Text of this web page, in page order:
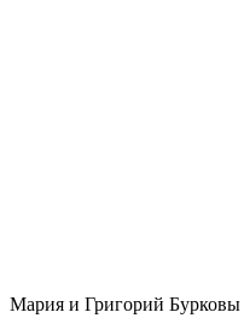
Мария и Григорий Бурковы